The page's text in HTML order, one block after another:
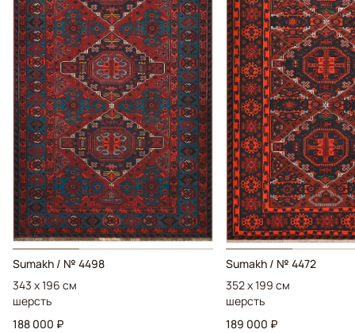
Sumakh / № 4498
343 x 196 см
шерсть
188 000 ₽
Sumakh / № 4472
352 x 199 см
шерсть
189 000 ₽